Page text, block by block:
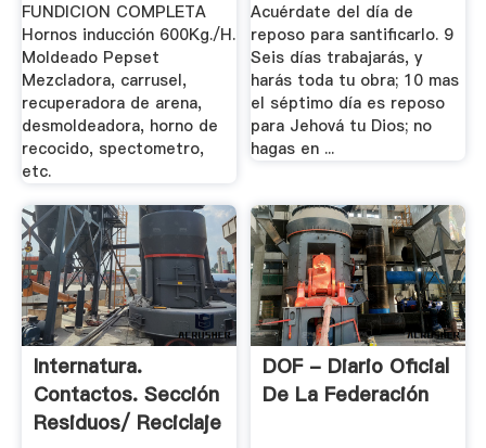
FUNDICION COMPLETA
Hornos inducción 600Kg./H.
Moldeado Pepset
Mezcladora, carrusel,
recuperadora de arena,
desmoldeadora, horno de
recocido, spectometro,
etc.
Acuérdate del día de
reposo para santificarlo. 9
Seis días trabajarás, y
harás toda tu obra; 10 mas
el séptimo día es reposo
para Jehová tu Dios; no
hagas en ...
Internatura.
Contactos. Sección
Residuos/ Reciclaje
DOF - Diario Oficial
De La Federación